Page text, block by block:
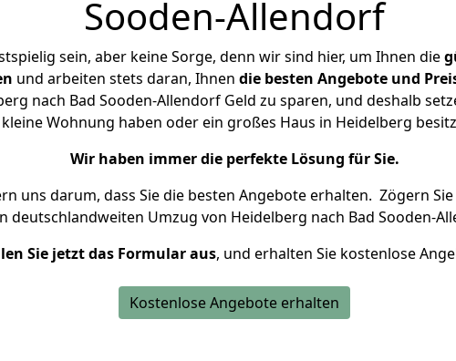
Sooden-Allendorf
sein, aber keine Sorge, denn wir sind hier, um Ihnen die
und arbeiten stets daran, Ihnen die besten Angebote und
nach Bad Sooden-Allendorf Geld zu sparen, und deshalb
Wohnung haben oder ein großes Haus in Heidelberg
Wir haben immer die perfekte Lösung für Sie.
uns darum, dass Sie die besten Angebote erhalten. Zögern
deutschlandweiten Umzug von Heidelberg nach Bad Sooden-
Sie jetzt das Formular aus, und erhalten Sie kostenlose
Kostenlose Angebote erhalten